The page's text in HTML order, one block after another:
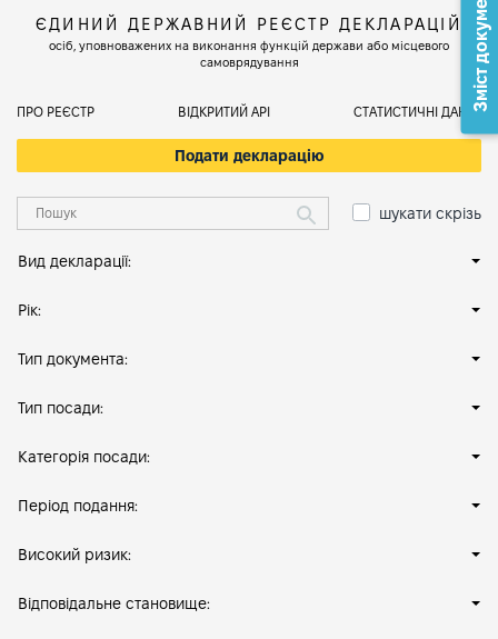
ЄДИНИЙ ДЕРЖАВНИЙ РЕЄСТР ДЕКЛАРАЦІЙ
осіб, уповноважених на виконання функцій держави або місцевого
самоврядування
ПРО РЕЄСТР ВІДКРИТИЙ АРІ СТАТИСТИЧНІ ДАНІ
Подати декларацію
шукати скрізь
Вид декларації:
Рік:
Тип документа:
Тип посади:
Категорія посади:
Період подання:
Високий ризик:
Відповідальне становище:
Зміст документа